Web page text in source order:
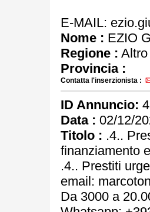
E-MAIL:
Nome : EZIO
Regione :
Provincia :
Contatta l'inserzionista :
ID Annuncio:
Data : 02/12/
Titolo : .4..
finanziamento
.4.. Prestiti
email:
Da 3000 a